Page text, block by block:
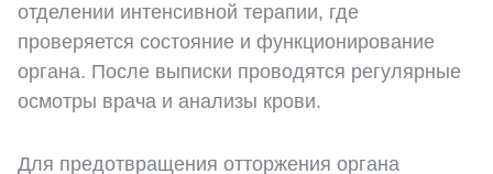
отделении интенсивной терапии, где
проверяется состояние и функционирование
органа. После выписки проводятся регулярные
осмотры врача и анализы крови.
Для предотвращения отторжения органа